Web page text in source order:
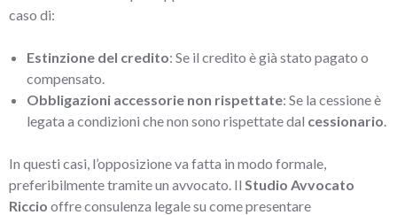
caso di:
Estinzione del credito: Se il credito è già stato pagato o
compensato.
Obbligazioni accessorie non rispettate: Se la cessione è
legata a condizioni che non sono rispettate dal cessionario.
In questi casi, l’opposizione va fatta in modo formale,
preferibilmente tramite un avvocato. Il Studio Avvocato
Riccio offre consulenza legale su come presentare